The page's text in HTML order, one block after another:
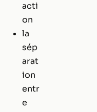
acti
on
la
sép
arat
ion
entr
e